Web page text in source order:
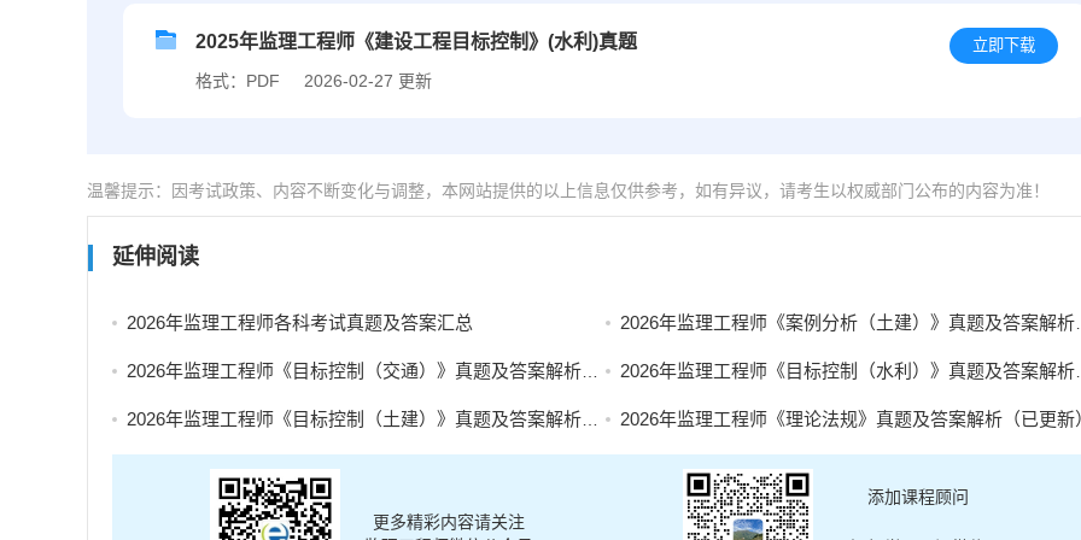
2025年监理工程师《建设工程目标控制》(水利)真题
格式：PDF 2026-02-27 更新
立即下载
温馨提示：因考试政策、内容不断变化与调整，本网站提供的以上信息仅供参考，如有异议，请考生以权威部门公布的内容为准！
延伸阅读
2026年监理工程师各科考试真题及答案汇总 2026年监理工程师《案例分析（土建）》真题及答案解析（考后更新）
2026年监理工程师《目标控制（交通）》真题及答案解析（考后更新） 2026年监理工程师《目标控制（水利）》真题及答案解析考后更新
2026年监理工程师《目标控制（土建）》真题及答案解析（考后更新） 2026年监理工程师《理论法规》真题及答案解析（已更新
更多精彩内容请关注
添加课程顾问